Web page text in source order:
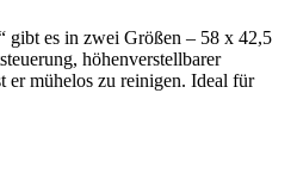
gibt es in zwei Größen – 58 x 42,5
höhenverstellbarer
mühelos zu reinigen. Ideal für